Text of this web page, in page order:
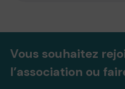
Vous souhaitez
l’association ou